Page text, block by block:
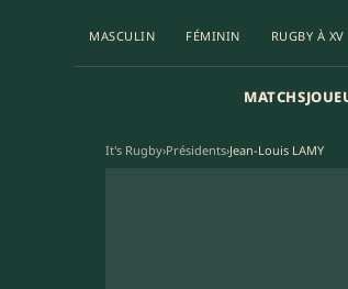
MASCULIN FÉMININ RUGBY À XV
MATCHS
It's Rugby›Présidents›Jean-Louis LAMY